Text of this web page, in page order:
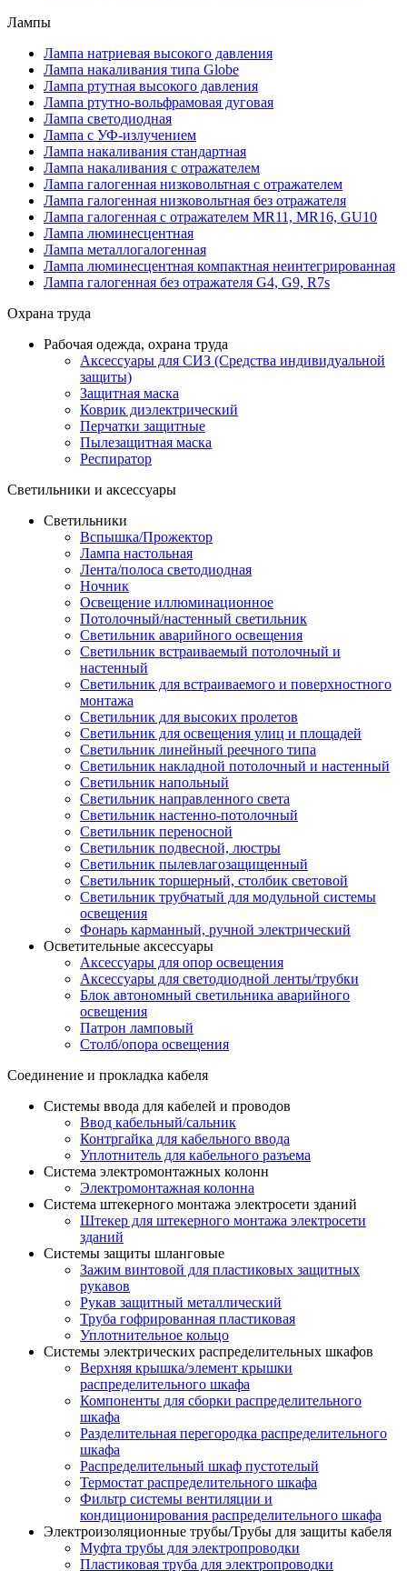
Лампы
Лампа натриевая высокого давления
Лампа накаливания типа Globe
Лампа ртутная высокого давления
Лампа ртутно-вольфрамовая дуговая
Лампа светодиодная
Лампа с УФ-излучением
Лампа накаливания стандартная
Лампа накаливания с отражателем
Лампа галогенная низковольтная с отражателем
Лампа галогенная низковольтная без отражателя
Лампа галогенная с отражателем MR11, MR16, GU10
Лампа люминесцентная
Лампа металлогалогенная
Лампа люминесцентная компактная неинтегрированная
Лампа галогенная без отражателя G4, G9, R7s
Охрана труда
Рабочая одежда, охрана труда
Аксессуары для СИЗ (Средства индивидуальной
защиты)
Защитная маска
Коврик диэлектрический
Перчатки защитные
Пылезащитная маска
Респиратор
Светильники и аксессуары
Светильники
Вспышка/Прожектор
Лампа настольная
Лента/полоса светодиодная
Ночник
Освещение иллюминационное
Потолочный/настенный светильник
Светильник аварийного освещения
Светильник встраиваемый потолочный и
настенный
Светильник для встраиваемого и поверхностного
монтажа
Светильник для высоких пролетов
Светильник для освещения улиц и площадей
Светильник линейный реечного типа
Светильник накладной потолочный и настенный
Светильник напольный
Светильник направленного света
Светильник настенно-потолочный
Светильник переносной
Светильник подвесной, люстры
Светильник пылевлагозащищенный
Светильник торшерный, столбик световой
Светильник трубчатый для модульной системы
освещения
Фонарь карманный, ручной электрический
Осветительные аксессуары
Аксессуары для опор освещения
Аксессуары для светодиодной ленты/трубки
Блок автономный светильника аварийного
освещения
Патрон ламповый
Столб/опора освещения
Соединение и прокладка кабеля
Системы ввода для кабелей и проводов
Ввод кабельный/сальник
Контргайка для кабельного ввода
Уплотнитель для кабельного разъема
Система электромонтажных колонн
Электромонтажная колонна
Система штекерного монтажа электросети зданий
Штекер для штекерного монтажа электросети
зданий
Системы защиты шланговые
Зажим винтовой для пластиковых защитных
рукавов
Рукав защитный металлический
Труба гофрированная пластиковая
Уплотнительное кольцо
Системы электрических распределительных шкафов
Верхняя крышка/элемент крышки
распределительного шкафа
Компоненты для сборки распределительного
шкафа
Разделительная перегородка распределительного
шкафа
Распределительный шкаф пустотелый
Термостат распределительного шкафа
Фильтр системы вентиляции и
кондиционирования распределительного шкафа
Электроизоляционные трубы/Трубы для защиты кабеля
Муфта трубы для электропроводки
Пластиковая труба для электропроводки